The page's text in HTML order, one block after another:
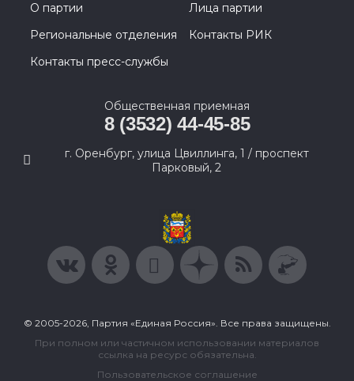
О партии
Лица партии
Региональные отделения
Контакты РИК
Контакты пресс-службы
Общественная приемная
8 (3532) 44-45-85
г. Оренбург, улица Цвиллинга, 1 / проспект
Парковый, 2
© 2005-2026, Партия «Единая Россия». Все права защищены.
При полном или частичном использовании материалов
ссылка на ресурс обязательна.
Пользовательское соглашение